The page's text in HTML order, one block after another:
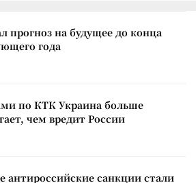
прогноз на будущее до конца
года
по КТК Украина больше
чем вредит России
антироссийские санкции стали